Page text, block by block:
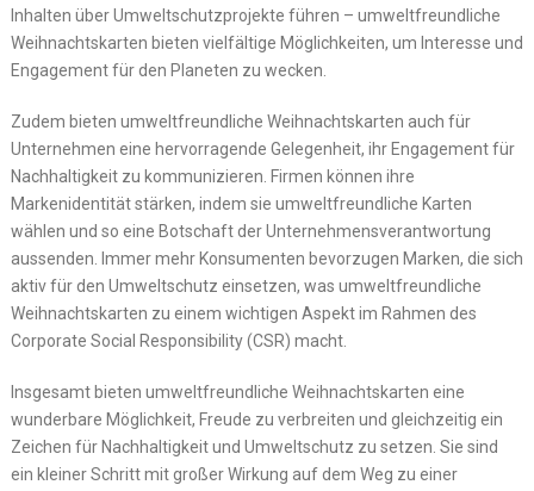
Inhalten über Umweltschutzprojekte führen – umweltfreundliche
Weihnachtskarten bieten vielfältige Möglichkeiten, um Interesse und
Engagement für den Planeten zu wecken.
Zudem bieten umweltfreundliche Weihnachtskarten auch für
Unternehmen eine hervorragende Gelegenheit, ihr Engagement für
Nachhaltigkeit zu kommunizieren. Firmen können ihre
Markenidentität stärken, indem sie umweltfreundliche Karten
wählen und so eine Botschaft der Unternehmensverantwortung
aussenden. Immer mehr Konsumenten bevorzugen Marken, die sich
aktiv für den Umweltschutz einsetzen, was umweltfreundliche
Weihnachtskarten zu einem wichtigen Aspekt im Rahmen des
Corporate Social Responsibility (CSR) macht.
Insgesamt bieten umweltfreundliche Weihnachtskarten eine
wunderbare Möglichkeit, Freude zu verbreiten und gleichzeitig ein
Zeichen für Nachhaltigkeit und Umweltschutz zu setzen. Sie sind
ein kleiner Schritt mit großer Wirkung auf dem Weg zu einer